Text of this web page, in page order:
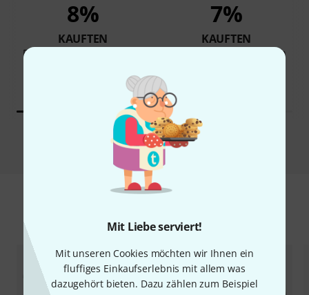
Mit Liebe serviert!
Mit unseren Cookies möchten wir Ihnen ein
fluffiges Einkaufserlebnis mit allem was
dazugehört bieten. Dazu zählen zum Beispiel
8%
KAUFTEN
Focusrite Scarlett Solo 3rd
7%
KAUFTEN
Focusrite Scarlett Solo 4th
Vergleichen
Zubehör & passende Artikel